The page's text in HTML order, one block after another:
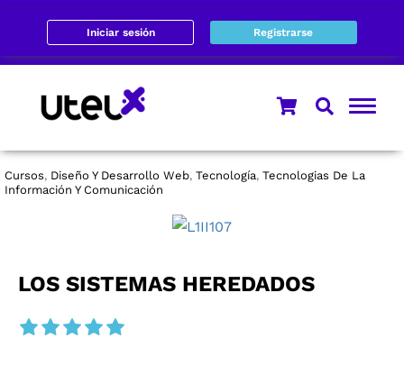
Iniciar sesión Registrarse
Cursos, Diseño Y Desarrollo Web, Tecnología, Tecnologias De La
Información Y Comunicación
LOS SISTEMAS HEREDADOS